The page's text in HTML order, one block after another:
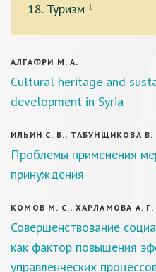
18. Туризм 1
АЛГАФРИ М. А.
Cultural heritage and
development in Syria
ИЛЬИН С. В., ТАБУНЩИКОВА В.
Проблемы применения
принуждения
КОМОВ М. С., ХАРЛАМОВА А. Г.
Совершенствование
как фактор повышения
управленческих